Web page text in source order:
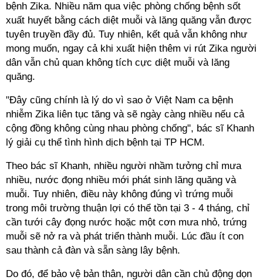
bệnh Zika. Nhiều năm qua việc phòng chống bệnh sốt
xuất huyết bằng cách diệt muỗi và lăng quăng vẫn được
tuyên truyền đầy đủ. Tuy nhiên, kết quả vẫn không như
mong muốn, ngay cả khi xuất hiện thêm vi rút Zika người
dân vẫn chủ quan không tích cực diệt muỗi và lăng
quăng.
"Đây cũng chính là lý do vì sao ở Việt Nam ca bệnh
nhiễm Zika liên tục tăng và sẽ ngày càng nhiều nếu cả
cộng đồng không cùng nhau phòng chống", bác sĩ Khanh
lý giải cụ thể tình hình dịch bệnh tại TP HCM.
Theo bác sĩ Khanh, nhiều người nhầm tưởng chỉ mưa
nhiều, nước đọng nhiều mới phát sinh lăng quăng và
muỗi. Tuy nhiên, điều này không đúng vì trứng muỗi
trong môi trường thuận lợi có thể tồn tại 3 - 4 tháng, chỉ
cần tưới cây đọng nước hoặc một cơn mưa nhỏ, trứng
muỗi sẽ nở ra và phát triển thành muỗi. Lúc đầu ít con
sau thành cả đàn và sẵn sàng lây bệnh.
Do đó, để bảo vệ bản thân, người dân cần chủ động dọn